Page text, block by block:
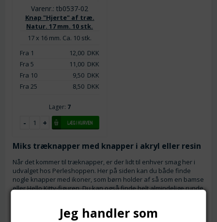
Varenr.: tb0537-02
Knap "Hjerte" af træ.
Natur. 17 mm. 10 stk.
17 x 16 mm. Ca. 10 stk.
Fra 1
12,00DKK
Fra 5
11,00DKK
Fra 10
9,50DKK
Fra 25
8,50DKK
Lager: 7
Miks træknapper med knapper i akryl eller resin
Når det kommer til træknapper, er der lidt til enhver smag her i
udvalget hos Perleshoppen. Her på siden kan du både finde
nogle knapper med ikoner, som børn holder af så som en bamse
eller Hello Kitty-figuren. Du kan også finde helt almindelige runde
Træknapper vil også passe godt i et match med andre knapper.
Jeg handler som